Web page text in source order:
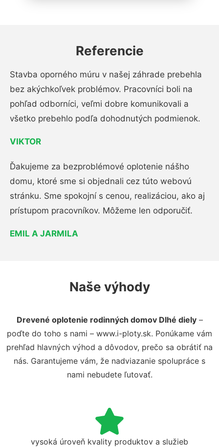
Referencie
Stavba oporného múru v našej záhrade prebehla
bez akýchkoľvek problémov. Pracovníci boli na
pohľad odborníci, veľmi dobre komunikovali a
všetko prebehlo podľa dohodnutých podmienok.
VIKTOR
Ďakujeme za bezproblémové oplotenie nášho
domu, ktoré sme si objednali cez túto webovú
stránku. Sme spokojní s cenou, realizáciou, ako aj
prístupom pracovníkov. Môžeme len odporučiť.
EMIL A JARMILA
Naše výhody
Drevené oplotenie rodinných domov Dlhé diely–
poďte do toho s nami – www.i-ploty.sk. Ponúkame vám
prehľad hlavných výhod a dôvodov, prečo sa obrátiť na
nás. Garantujeme vám, že nadviazanie spolupráce s
nami nebudete ľutovať.
vysoká úroveň kvality produktov a služieb